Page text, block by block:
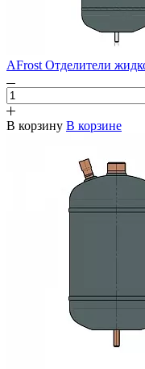
AFrost Отделители
В корзину В корзине